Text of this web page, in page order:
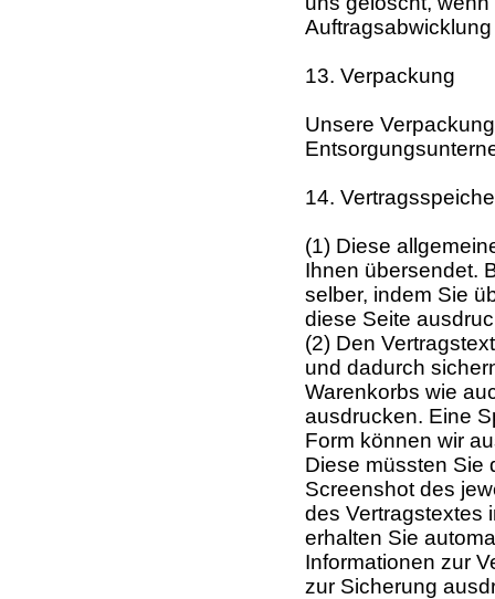
13. Verpackung
Unsere
14.
(1) Diese
Ihnen übersendet.
selber, indem Sie
diese Seite
(2) Den
und dadurch
Warenkorbs wie
ausdrucken. Eine
Form können wir
Diese müssten Sie
Screenshot des
des Vertragstextes
erhalten Sie
Informationen zur
zur Sicherung